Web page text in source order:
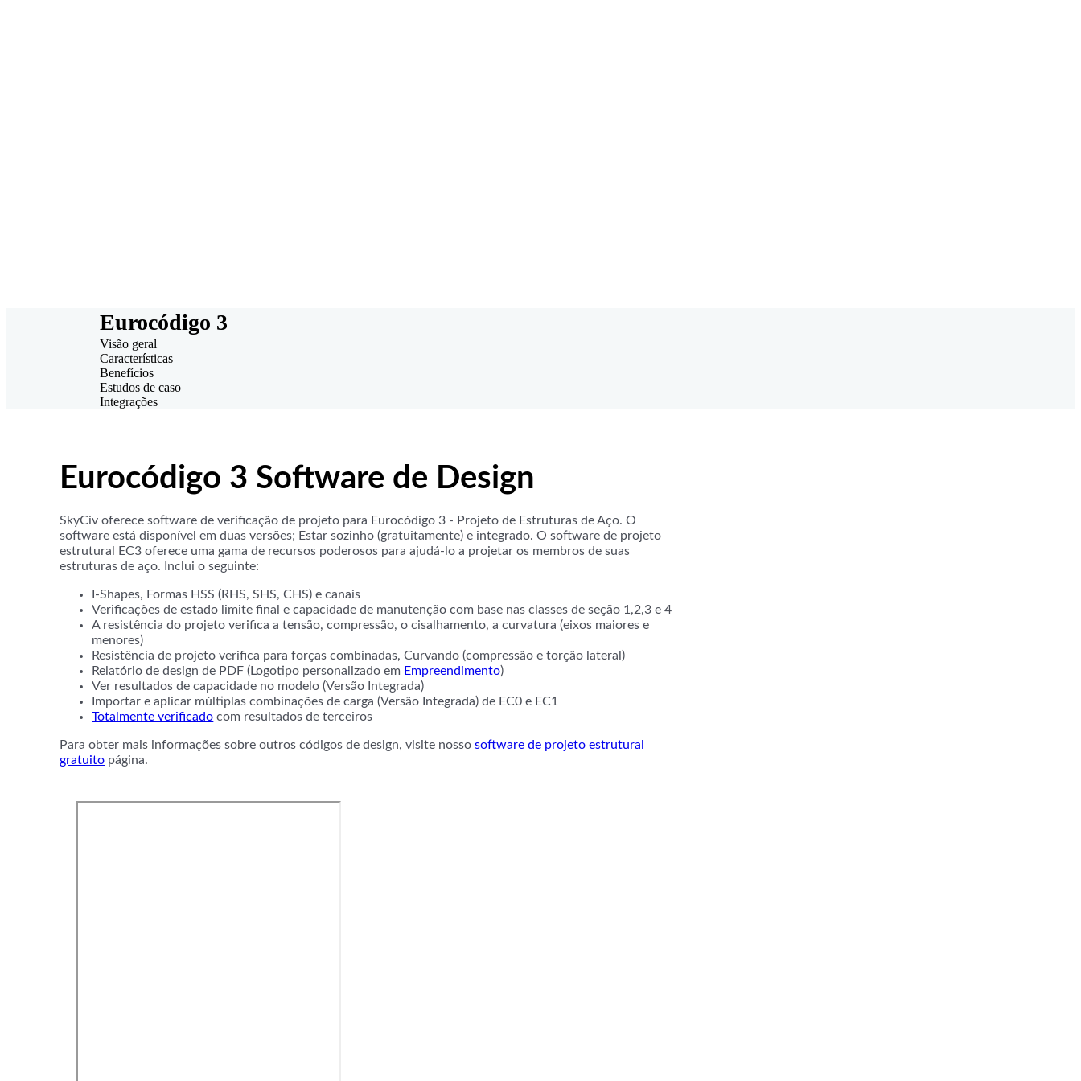
Eurocódigo 3
Visão geral
Características
Benefícios
Estudos de caso
Integrações
Eurocódigo 3 Software de Design
SkyCiv oferece software de verificação de projeto para Eurocódigo 3 - Projeto de Estruturas de Aço. O
software está disponível em duas versões; Estar sozinho (gratuitamente) e integrado. O software de projeto
estrutural EC3 oferece uma gama de recursos poderosos para ajudá-lo a projetar os membros de suas
estruturas de aço. Inclui o seguinte:
I-Shapes, Formas HSS (RHS, SHS, CHS) e canais
Verificações de estado limite final e capacidade de manutenção com base nas classes de seção 1,2,3 e 4
A resistência do projeto verifica a tensão, compressão, o cisalhamento, a curvatura (eixos maiores e
menores)
Resistência de projeto verifica para forças combinadas, Curvando (compressão e torção lateral)
Relatório de design de PDF (Logotipo personalizado em Empreendimento)
Ver resultados de capacidade no modelo (Versão Integrada)
Importar e aplicar múltiplas combinações de carga (Versão Integrada) de EC0 e EC1
Totalmente verificado com resultados de terceiros
Para obter mais informações sobre outros códigos de design, visite nossosoftware de projeto estrutural
gratuito página.